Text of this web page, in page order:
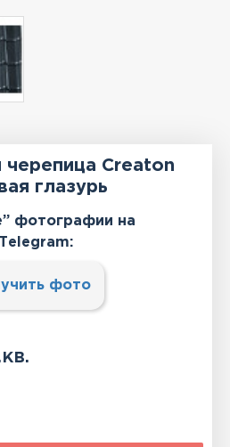
черепица Creaton
глазурь
фотографии на
фото